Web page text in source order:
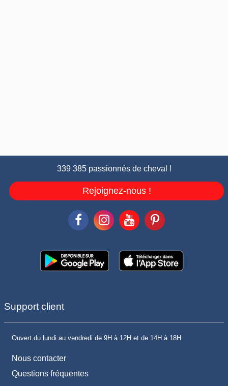
339 385 passionnés de cheval !
Rejoignez-nous !
Support client
Ouvert du lundi au vendredi de 9H à 12H et de 14H à 18H
Nous contacter
Questions fréquentes